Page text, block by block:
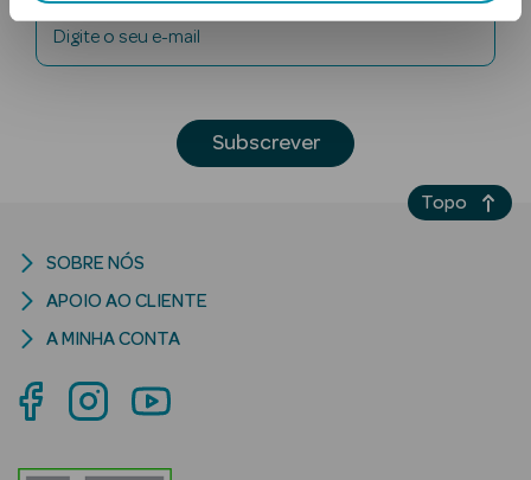
Solares
Corpo
Lábios
Solares Bebé e
Digite o seu e-mail
Subscrever
SOBRE NÓS
APOIO AO CLIENTE
A MINHA CONTA
Topo